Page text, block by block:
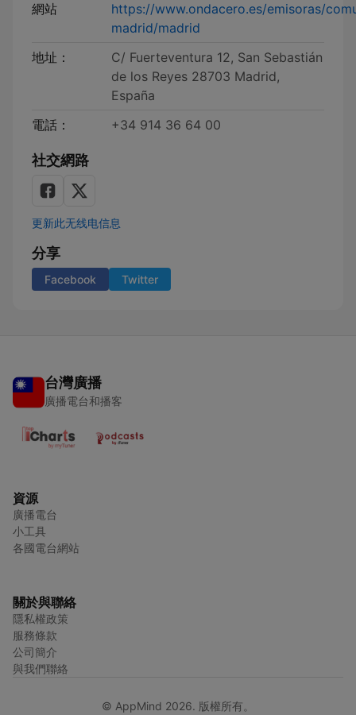
網站
https://www.ondacero.es/emisoras/
madrid/madrid
地址：
C/ Fuerteventura 12, San Sebastián
de los Reyes 28703 Madrid,
España
電話：
+34 914 36 64 00
社交網路
更新此无线电信息
分享
Facebook Twitter
台灣廣播
廣播電台和播客
資源
廣播電台
小工具
各國電台網站
關於與聯絡
隱私權政策
服務條款
公司簡介
與我們聯絡
© AppMind 2026. 版權所有。